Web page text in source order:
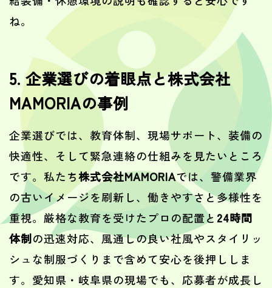
ね。
5. 企業選びの着眼点と株式会社
MAMORIAの事例
企業選びでは、教育体制、現場サポート、装備の
快適性、そして緊急連絡の仕組みを見たいところ
です。私たち株式会社MAMORIAでは、警備業界
の古いイメージを刷新し、働きやすさと多様性を
重視。厳格な教育を受けたプロの配置と 24時間
体制の迅速対応、風通しの良い社風やスタイリッ
シュな制服づくりまで含めて安心を後押ししま
す。愛知県・岐阜県の現場でも、応募者が成長し